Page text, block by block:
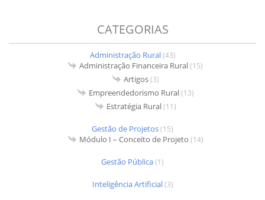
CATEGORIAS
Administração Rural(43)
Administração Financeira Rural(15)
Artigos(3)
Empreendedorismo Rural(13)
Estratégia Rural(11)
Gestão de Projetos(15)
Módulo I – Conceito de Projeto (14)
Gestão Pública(1)
Inteligência Artificial(3)